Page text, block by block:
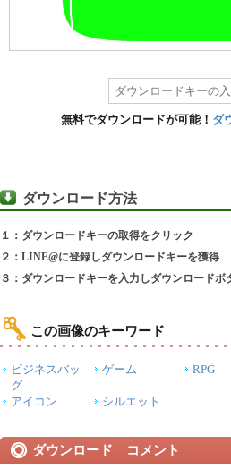
無料でダウンロードが可能！ ダ
ダウンロード方法
１：ダウンロードキーの取得をクリック
２：LINE@に登録しダウンロードキーを獲得
３：ダウンロードキーを入力しダウンロードボ
この画像のキーワード
ビジネスバッ
グ
ゲーム RPG
アイコン シルエット
ダウンロード コメント